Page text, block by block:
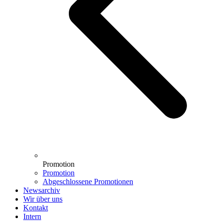
Promotion
Promotion
Abgeschlossene Promotionen
Newsarchiv
Wir über uns
Kontakt
Intern